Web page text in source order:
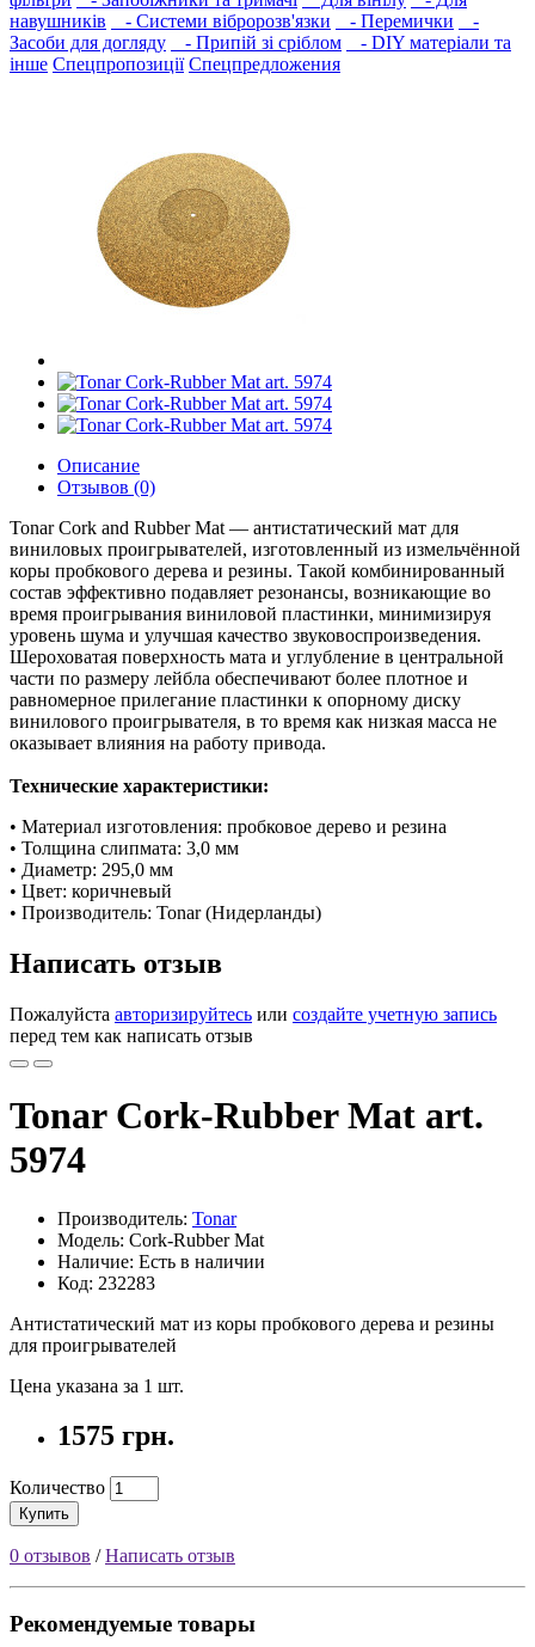
навушників‎
- Системи вібророзв'язки - Перемички
-
Засоби для догляду
- Припій зі сріблом
- DIY матеріали та
інше Спецпропозиції Спецпредложения
Описание
Отзывов (0)
Tonar Cork and Rubber Mat — антистатический мат для
виниловых проигрывателей, изготовленный из измельчённой
коры пробкового дерева и резины. Такой комбинированный
состав эффективно подавляет резонансы, возникающие во
время проигрывания виниловой пластинки, минимизируя
уровень шума и улучшая качество звуковоспроизведения.
Шероховатая поверхность мата и углубление в центральной
части по размеру лейбла обеспечивают более плотное и
равномерное прилегание пластинки к опорному диску
винилового проигрывателя, в то время как низкая масса не
оказывает влияния на работу привода.
Технические характеристики:
• Материал изготовления: пробковое дерево и резина
• Толщина слипмата: 3,0 мм
• Диаметр: 295,0 мм
• Цвет: коричневый
• Производитель: Tonar (Нидерланды)
Написать отзыв
Пожалуйста авторизируйтесь или создайте учетную запись
перед тем как написать отзыв
Tonar Cork-Rubber Mat art.
5974
Производитель: Tonar
Модель: Cork-Rubber Mat
Наличие: Есть в наличии
Код: 232283
Антистатический мат из коры пробкового дерева и резины
для проигрывателей
Цена указана за 1 шт.
1575 грн.
Количество
Купить
0 отзывов /Написать отзыв
Рекомендуемые товары